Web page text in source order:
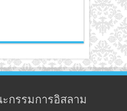
กรรมการอิสลาม